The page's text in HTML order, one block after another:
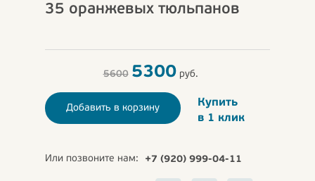
35 оранжевых тюльпанов
5600 5300руб.
Добавить в корзину
Купить
в 1 клик
Или позвоните нам: +7 (920) 999-04-11